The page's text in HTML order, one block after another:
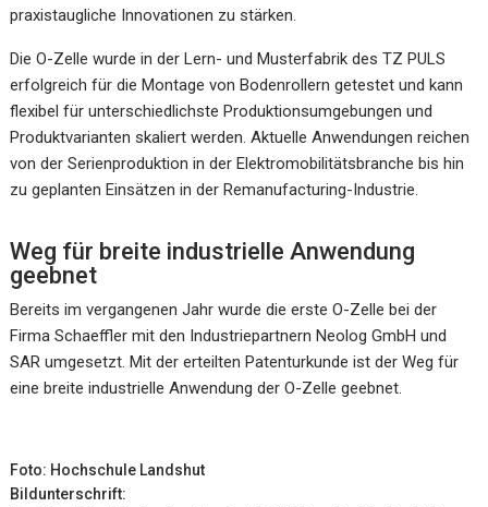
praxistaugliche Innovationen zu stärken.
Die O-Zelle wurde in der Lern- und Musterfabrik des TZ PULS
erfolgreich für die Montage von Bodenrollern getestet und kann
flexibel für unterschiedlichste Produktionsumgebungen und
Produktvarianten skaliert werden. Aktuelle Anwendungen reichen
von der Serienproduktion in der Elektromobilitätsbranche bis hin
zu geplanten Einsätzen in der Remanufacturing-Industrie.
Weg für breite industrielle Anwendung
geebnet
Bereits im vergangenen Jahr wurde die erste O-Zelle bei der
Firma Schaeffler mit den Industriepartnern Neolog GmbH und
SAR umgesetzt. Mit der erteilten Patenturkunde ist der Weg für
eine breite industrielle Anwendung der O-Zelle geebnet.
Foto: Hochschule Landshut
Bildunterschrift: